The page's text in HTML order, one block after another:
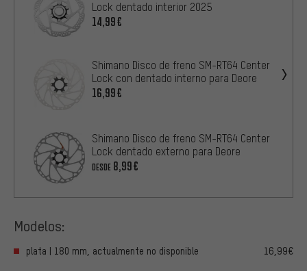
Lock dentado interior 2025
14,99€
Shimano Disco de freno SM-RT64 Center
Lock con dentado interno para Deore
16,99€
Shimano Disco de freno SM-RT64 Center
Lock dentado externo para Deore
DESDE 8,99€
Modelos:
plata | 180 mm, actualmente no disponible 16,99€